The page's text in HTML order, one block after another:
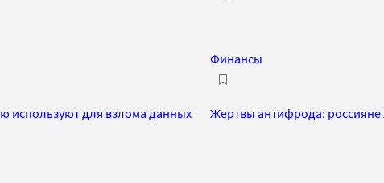
используют для взлома данных
Финансы
Жертвы антифрода: россияне